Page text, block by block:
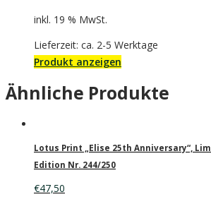
inkl. 19 % MwSt.
Lieferzeit: ca. 2-5 Werktage
Produkt anzeigen
Ähnliche Produkte
Lotus Print „Elise 25th Anniversary“,
Edition Nr. 244/250
€47,50